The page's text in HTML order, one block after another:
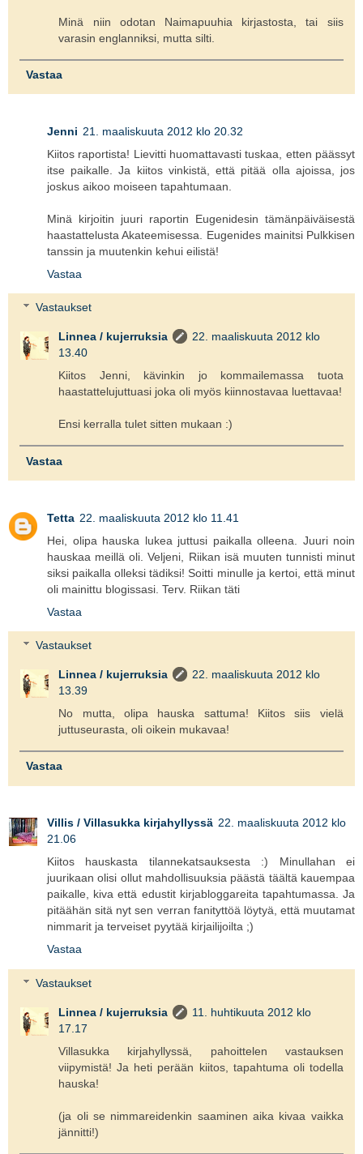
Minä niin odotan Naimapuuhia kirjastosta, tai siis
varasin englanniksi, mutta silti.
Vastaa
Jenni 21. maaliskuuta 2012 klo 20.32
Kiitos raportista! Lievitti huomattavasti tuskaa, etten päässyt
itse paikalle. Ja kiitos vinkistä, että pitää olla ajoissa, jos
joskus aikoo moiseen tapahtumaan.
Minä kirjoitin juuri raportin Eugenidesin tämänpäiväisestä
haastattelusta Akateemisessa. Eugenides mainitsi Pulkkisen
tanssin ja muutenkin kehui eilistä!
Vastaa
Vastaukset
Linnea / kujerruksia
22. maaliskuuta 2012 klo
13.40
Kiitos Jenni, kävinkin jo kommailemassa tuota
haastattelujuttuasi joka oli myös kiinnostavaa luettavaa!
Ensi kerralla tulet sitten mukaan :)
Vastaa
Tetta 22. maaliskuuta 2012 klo 11.41
Hei, olipa hauska lukea juttusi paikalla olleena. Juuri noin
hauskaa meillä oli. Veljeni, Riikan isä muuten tunnisti minut
siksi paikalla olleksi tädiksi! Soitti minulle ja kertoi, että minut
oli mainittu blogissasi. Terv. Riikan täti
Vastaa
Vastaukset
Linnea / kujerruksia
22. maaliskuuta 2012 klo
13.39
No mutta, olipa hauska sattuma! Kiitos siis vielä
juttuseurasta, oli oikein mukavaa!
Vastaa
Villis / Villasukka kirjahyllyssä 22. maaliskuuta 2012 klo
21.06
Kiitos hauskasta tilannekatsauksesta :) Minullahan ei
juurikaan olisi ollut mahdollisuuksia päästä täältä kauempaa
paikalle, kiva että edustit kirjabloggareita tapahtumassa. Ja
pitäähän sitä nyt sen verran fanityttöä löytyä, että muutamat
nimmarit ja terveiset pyytää kirjailijoilta ;)
Vastaa
Vastaukset
Linnea / kujerruksia
11. huhtikuuta 2012 klo
17.17
Villasukka kirjahyllyssä, pahoittelen vastauksen
viipymistä! Ja heti perään kiitos, tapahtuma oli todella
hauska!
(ja oli se nimmareidenkin saaminen aika kivaa vaikka
jännitti!)